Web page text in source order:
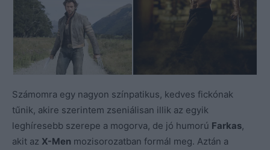
Számomra egy nagyon színpatikus, kedves fickónak
tűnik, akire szerintem zseniálisan illik az egyik
leghíresebb szerepe a mogorva, de jó humorú Farkas,
akit az X-Men mozisorozatban formál meg. Aztán a